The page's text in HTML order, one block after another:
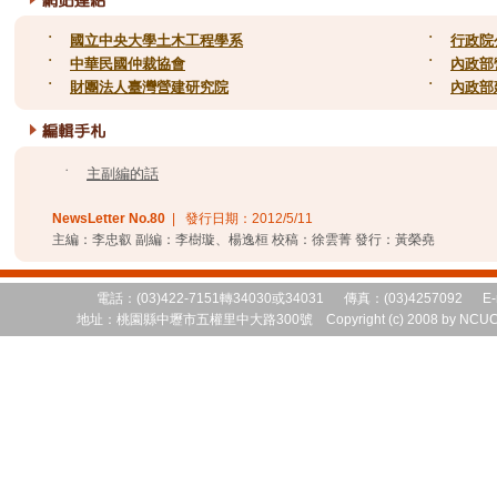
˙ 國立中央大學土木工程學系 ˙
行政院
˙
中華民國仲裁協會 ˙
內政
˙
財團法人臺灣營建研究院 ˙ 內政
˙ 主副編的話
NewsLetter No.80 | 發行日期： 2012/5/11
主編：李忠叡 副編：李樹璇、楊逸桓 校稿：徐雲菁 發行：黃榮堯
電話：(03)422-7151轉34030或34031 傳真：(03)4257092 E-
地址：桃園縣中壢市五權里中大路300號 Copyright (c) 2008 by